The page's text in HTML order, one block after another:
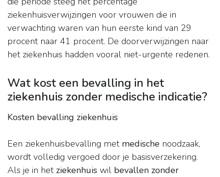
ziekenhuisverwijzingen voor vrouwen die in
verwachting waren van hun eerste kind van 29
procent naar 41 procent. De doorverwijzingen naar
het ziekenhuis hadden vooral niet-urgente redenen.
Wat kost een bevalling in het
ziekenhuis zonder medische indicatie?
Kosten bevalling ziekenhuis
Een ziekenhuisbevalling met medische noodzaak,
wordt volledig vergoed door je basisverzekering.
Als je in het ziekenhuis wil bevallen zonder